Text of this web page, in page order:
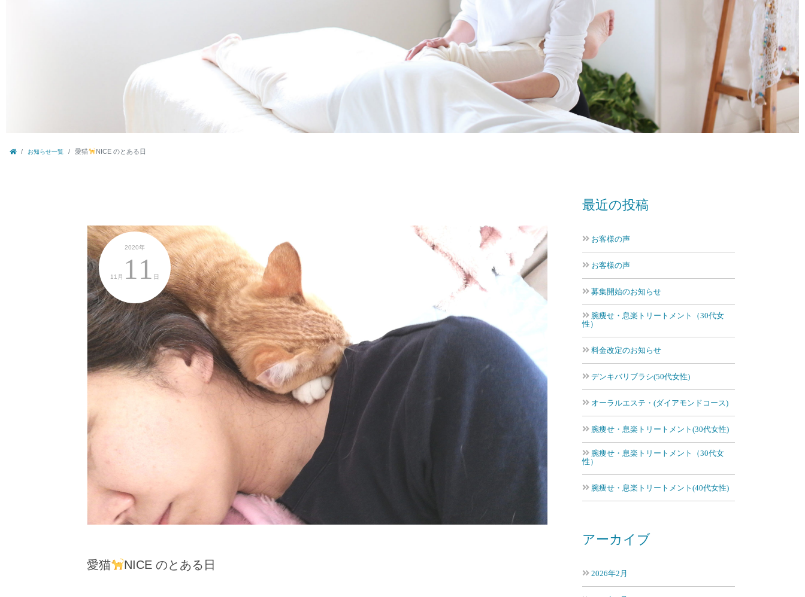
お知らせ一覧 愛猫 NICE のとある日
2020年
11月 11 日
愛猫 NICE のとある日
最近の投稿
お客様の声
お客様の声
募集開始のお知らせ
腕痩せ・息楽トリートメント（30代女
性）
料金改定のお知らせ
デンキバリブラシ(50代女性)
オーラルエステ・(ダイアモンドコース)
腕痩せ・息楽トリートメント(30代女性)
腕痩せ・息楽トリートメント（30代女
性）
腕痩せ・息楽トリートメント(40代女性)
アーカイブ
2026年2月